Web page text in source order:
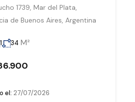
1739, Mar del Plata,
de Buenos Aires, Argentina
1 34 M²
el: 27/07/2026